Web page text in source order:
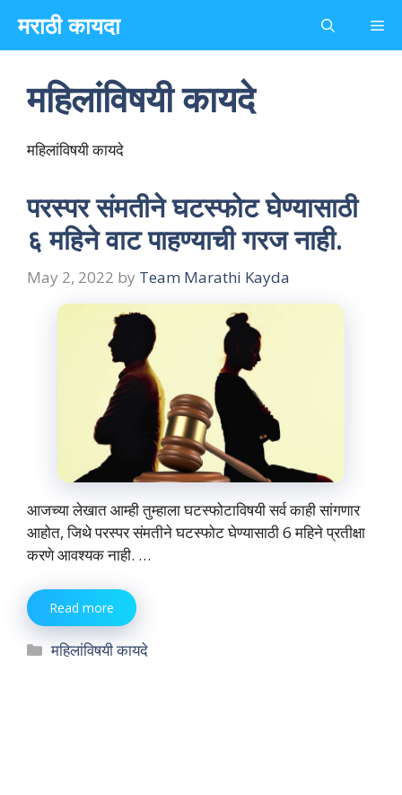
content
मराठी कायदा
महिलांविषयी कायदे
महिलांविषयी कायदे
परस्पर संमतीने घटस्फोट घेण्यासाठी
६ महिने वाट पाहण्याची गरज नाही.
May 2, 2022 by Team Marathi Kayda
आजच्या लेखात आम्ही तुम्हाला घटस्फोटाविषयी सर्व काही सांगणार
आहोत, जिथे परस्पर संमतीने घटस्फोट घेण्यासाठी 6 महिने प्रतीक्षा
करणे आवश्यक नाही. …
Read more
Categories
महिलांविषयी कायदे